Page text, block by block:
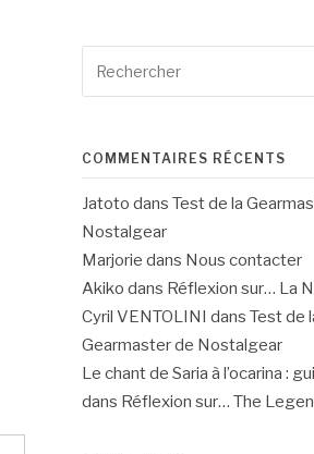
pour
COMMENTAIRES RÉCENTS
Jatoto dans Test de la
Nostalgear
Marjorie dans Nous contacter
Akiko dans Réflexion sur… La
Cyril VENTOLINI dans Test de
Gearmaster de Nostalgear
Le chant de Saria à l’ocarina :
dans Réflexion sur… The